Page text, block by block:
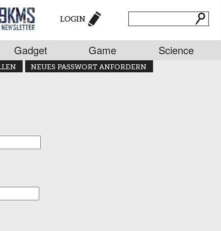
LOGIN
Gadget Game Science
NEUES PASSWORT ANFORDERN